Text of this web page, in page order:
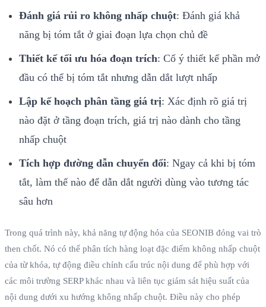
Đánh giá rủi ro không nhấp chuột: Đánh giá khả
năng bị tóm tắt ở giai đoạn lựa chọn chủ đề
Thiết kế tối ưu hóa đoạn trích: Cố ý thiết kế phần mở
đầu có thể bị tóm tắt nhưng dẫn dắt lượt nhấp
Lập kế hoạch phân tầng giá trị: Xác định rõ giá trị
nào đặt ở tầng đoạn trích, giá trị nào dành cho tầng
nhấp chuột
Tích hợp đường dẫn chuyển đổi: Ngay cả khi bị tóm
tắt, làm thế nào để dẫn dắt người dùng vào tương tác
sâu hơn
Trong quá trình này, khả năng tự động hóa của SEONIB đóng vai trò
then chốt. Nó có thể phân tích hàng loạt đặc điểm không nhấp chuột
của từ khóa, tự động điều chỉnh cấu trúc nội dung để phù hợp với
các môi trường SERP khác nhau và liên tục giám sát hiệu suất của
nội dung dưới xu hướng không nhấp chuột. Điều này cho phép